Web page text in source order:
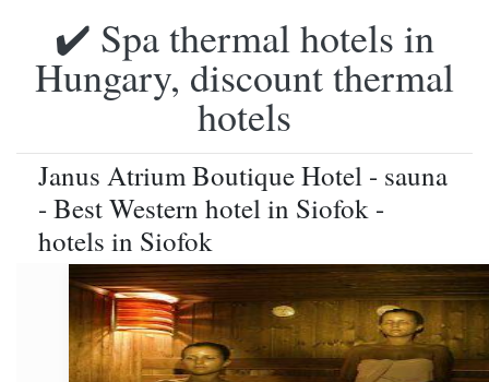
✔️ Spa thermal hotels in
Hungary, discount thermal
hotels
Janus Atrium Boutique Hotel - sauna
- Best Western hotel in Siofok -
hotels in Siofok